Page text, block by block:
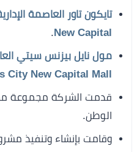
New Capital
.
City New Capital Mall
قدمت الشركة مجموعة
الوطن.
وقامت بإنشاء وتنفيذ